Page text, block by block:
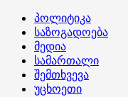
Primary
Menu
პოლიტიკა
საზოგადოება
მედია
სამართალი
შემთხვევა
უცხოეთი